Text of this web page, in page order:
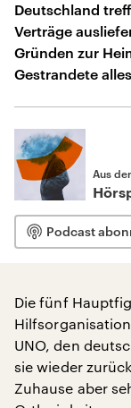
Deutschland
Verträge
Gründen zur
Gestrandete
Aus
Podcast
Die fünf
UNO, den
sie wieder
Zuhause aber